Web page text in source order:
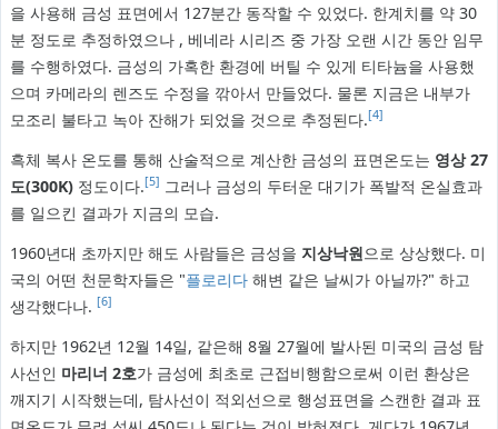
을 사용해 금성 표면에서 127분간 동작할 수 있었다. 한계치를 약 30
분 정도로 추정하였으나 , 베네라 시리즈 중 가장 오랜 시간 동안 임무
를 수행하였다. 금성의 가혹한 환경에 버틸 수 있게 티타늄을 사용했
으며 카메라의 렌즈도 수정을 깎아서 만들었다. 물론 지금은 내부가
모조리 불타고 녹아 잔해가 되었을 것으로 추정된다.[4]
흑체 복사 온도를 통해 산술적으로 계산한 금성의 표면온도는 영상 27
도(300K)정도이다.[5] 그러나 금성의 두터운 대기가 폭발적 온실효과
를 일으킨 결과가 지금의 모습.
1960년대 초까지만 해도 사람들은 금성을 지상낙원으로 상상했다. 미
국의 어떤 천문학자들은 "플로리다해변 같은 날씨가 아닐까?" 하고
생각했다나. [6]
하지만 1962년 12월 14일, 같은해 8월 27월에 발사된 미국의 금성 탐
사선인 마리너 2호가 금성에 최초로 근접비행함으로써 이런 환상은
깨지기 시작했는데, 탐사선이 적외선으로 행성표면을 스캔한 결과 표